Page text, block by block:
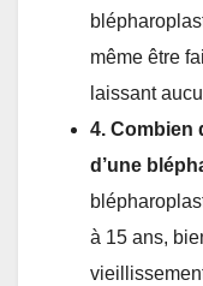
même être
laissant
4. Combien
d’une
à 15 ans,